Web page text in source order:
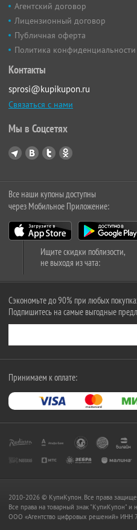
Агентский договор
Лицензионный договор
Публичная оферта
Политика конфиденциальности
Контакты
sprosi@kupikupon.ru
Связаться с нами
Мы в Соцсетях
Все наши купоны доступны
через Мобильное Приложение:
Ищите скидки поблизости,
не выходя из чата:
Сэкономьте до 90% при любых
Подпишитесь на самые выгодные
Принимаем к оплате:
2010-2026 © КупиКупон. Все права
Все права на товарный знак "КупиКупон" и
OOO «Агентство цифровых решений»